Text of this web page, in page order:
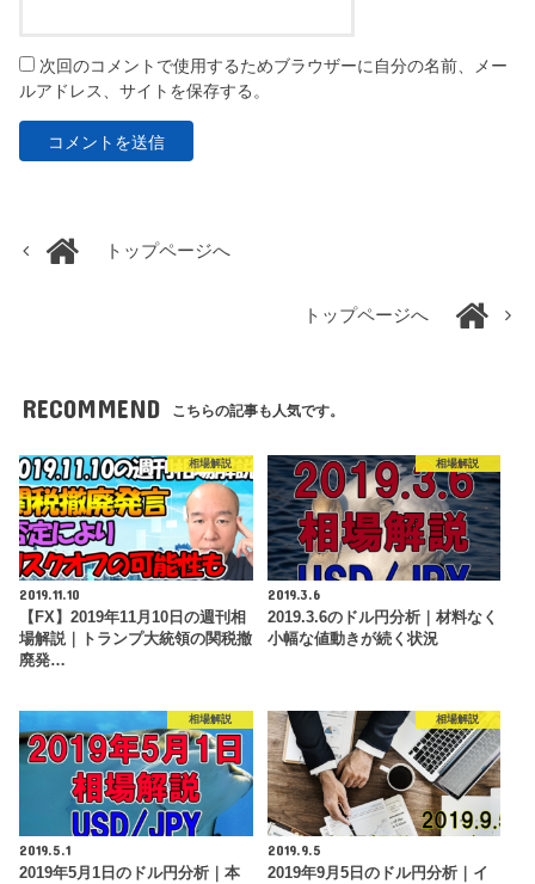
次回のコメントで使用するためブラウザーに自分の名前、メー
ルアドレス、サイトを保存する。
トップページへ
トップページへ
RECOMMEND こちらの記事も人気です。
相場解説
2019.11.10
【FX】2019年11月10日の週刊相
場解説｜トランプ大統領の関税撤
廃発…
相場解説
2019.3.6
2019.3.6のドル円分析｜材料なく
小幅な値動きが続く状況
相場解説
2019.5.1
2019年5月1日のドル円分析｜本
相場解説
2019.9.5
2019年9月5日のドル円分析｜イ